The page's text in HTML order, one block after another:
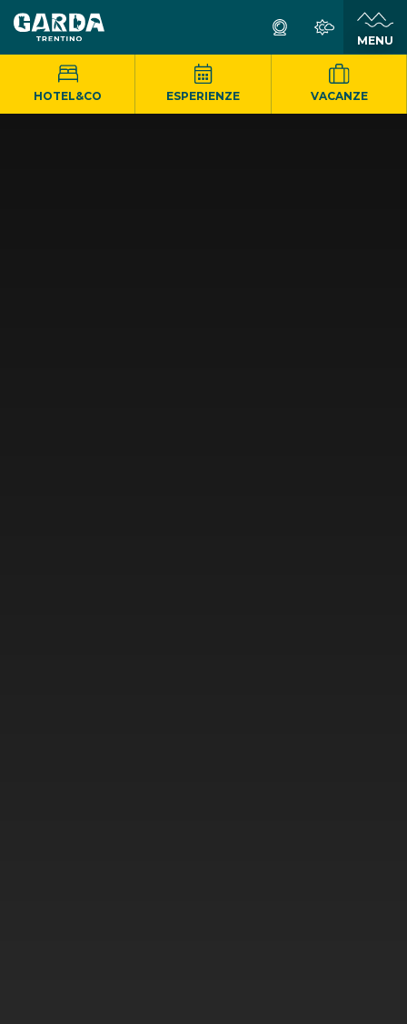
MENU
HOTEL&CO ESPERIENZE VACANZE